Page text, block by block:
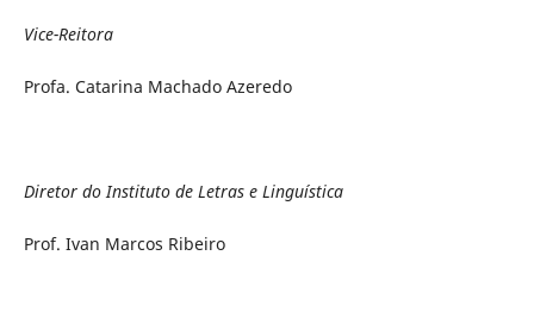
Vice-Reitora
Profa. Catarina Machado Azeredo
Diretor do Instituto de Letras e Linguística
Prof. Ivan Marcos Ribeiro